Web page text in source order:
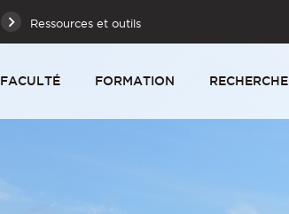
Ressources et outils
FACULTÉ FORMATION RECHERCHE